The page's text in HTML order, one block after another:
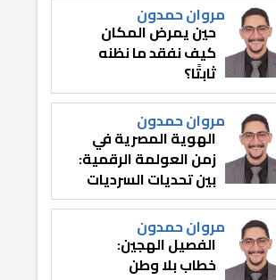
مروان حمدون
حين يمرض المكان
كيف نفقد ما نظنه
ثابتًا؟
مروان حمدون
الهوية المصرية في
زمن العولمة الرقمية:
بين تحديات السرديات
وصناعة الوعي
مروان حمدون
الفصيل الهجين:
خطاب بلا وطن